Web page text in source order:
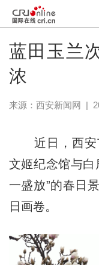
蓝田玉兰
浓
来源： 西安新闻网 |
近日，西安
文姬纪念馆与白
一盛放”的春日
日画卷。